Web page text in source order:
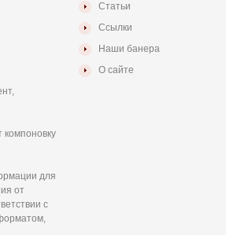
компоновку
для
от
с
Статьи
Ссылки
Наши банера
О сайте